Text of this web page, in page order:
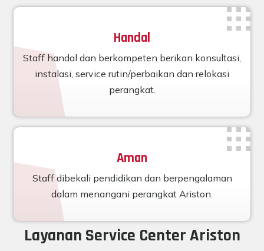
Handal
Staff handal dan berkompeten berikan konsultasi,
instalasi, service rutin/perbaikan dan relokasi
perangkat.
Aman
Staff dibekali pendidikan dan berpengalaman
dalam menangani perangkat Ariston.
Layanan Service Center Ariston